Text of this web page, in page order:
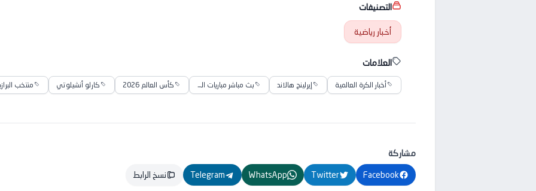
التصنيفات
أخبار رياضية
العلامات
أخبار الكرة العالمية إيرلينج هالاند بث مباشر مباريات اليوم كأس العالم 2026 كارلو أنشيلوتي منتخب
مشاركة
Facebook
Twitter
WhatsApp
Telegram نسخ الرابط